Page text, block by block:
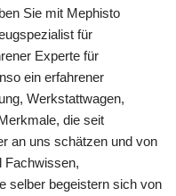
Sie mit Mephisto
für
Experte für
ein erfahrener
Werkstattwagen,
die seit
an uns schätzen und von
Fachwissen,
selber begeistern sich von